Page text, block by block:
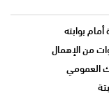
بوابته
من الإهمال
العمومي